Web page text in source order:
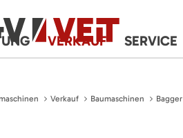
VERKAUF SERVICE
Verkauf Baumaschinen Bagger